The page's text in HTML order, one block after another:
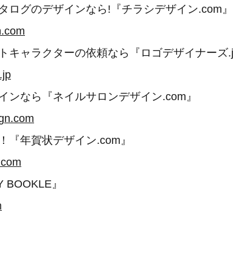
ログのデザインなら!『チラシデザイン.com』
キャラクターの依頼なら『ロゴデザイナーズ
ンなら『ネイルサロンデザイン.com』
『年賀状デザイン.com』
』